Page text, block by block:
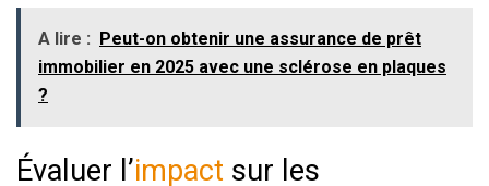
A lire : Peut-on obtenir une assurance de prêt
immobilier en 2025 avec une sclérose en plaques
?
Évaluer l’impact sur les